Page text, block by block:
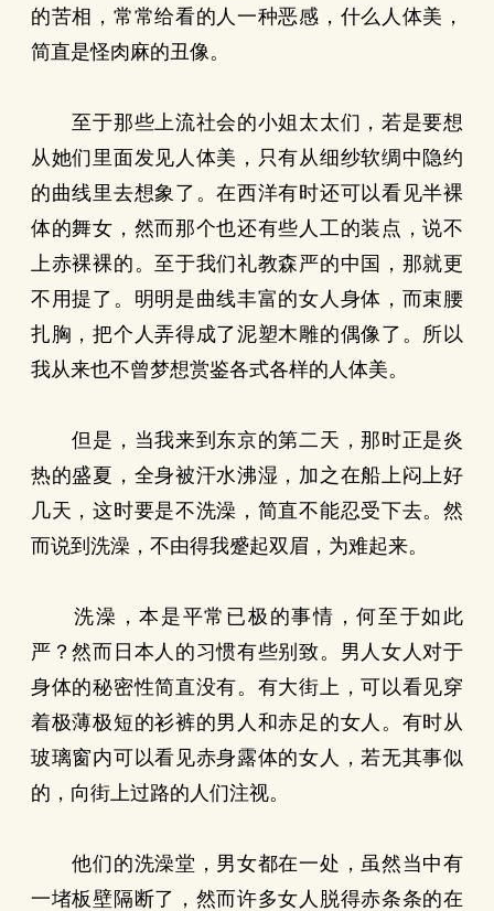
的苦相，常常给看的人一种恶感，什么人体美，
简直是怪肉麻的丑像。
至于那些上流社会的小姐太太们，若是要想
从她们里面发见人体美，只有从细纱软绸中隐约
的曲线里去想象了。在西洋有时还可以看见半裸
体的舞女，然而那个也还有些人工的装点，说不
上赤裸裸的。至于我们礼教森严的中国，那就更
不用提了。明明是曲线丰富的女人身体，而束腰
扎胸，把个人弄得成了泥塑木雕的偶像了。所以
我从来也不曾梦想赏鉴各式各样的人体美。
但是，当我来到东京的第二天，那时正是炎
热的盛夏，全身被汗水沸湿，加之在船上闷上好
几天，这时要是不洗澡，简直不能忍受下去。然
而说到洗澡，不由得我蹙起双眉，为难起来。
洗澡，本是平常已极的事情，何至于如此
严？然而日本人的习惯有些别致。男人女人对于
身体的秘密性简直没有。有大街上，可以看见穿
着极薄极短的衫裤的男人和赤足的女人。有时从
玻璃窗内可以看见赤身露体的女人，若无其事似
的，向街上过路的人们注视。
他们的洗澡堂，男女都在一处，虽然当中有
一堵板壁隔断了，然而许多女人脱得赤条条的在